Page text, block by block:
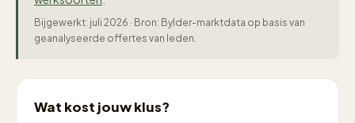
Bijgewerkt: juli 2026 · Bron: Bylder-marktdata op basis van
geanalyseerde offertes van leden.
Wat kost jouw klus?